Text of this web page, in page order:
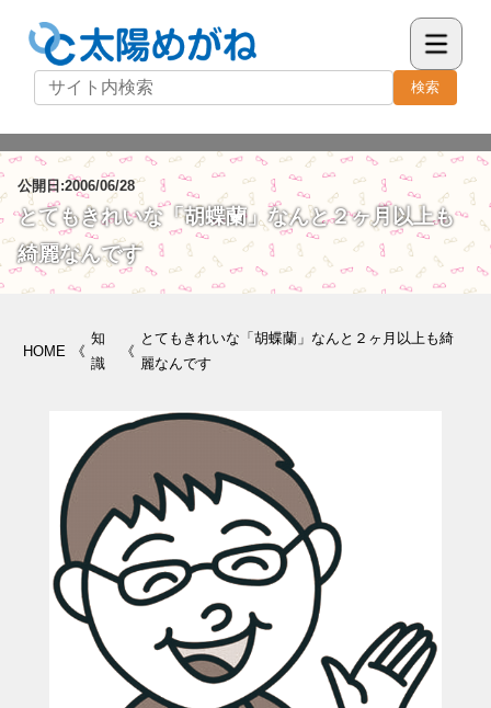
検索
公開日:2006/06/28
とてもきれいな「胡蝶蘭」なんと２ヶ月以上も
綺麗なんです
HOME 《
知
識
《
とてもきれいな「胡蝶蘭」なんと２ヶ月以上も綺
麗なんです